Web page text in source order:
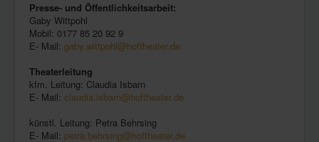
Freundeskreis
Galerie
Presse
Kontakt
Presse- und Öffentlichkeitsarbeit:
Gaby Wittpohl
Mobil: 0177 85 20 92 9
E- Mail: gaby.wittpohl@hoftheater.de
Theaterleitung
kfm. Leitung: Claudia Isbarn
E- Mail: claudia.isbarn@hoftheater.de
künstl. Leitung: Petra Behrsing
E- Mail: petra.behrsing@hoftheater.de